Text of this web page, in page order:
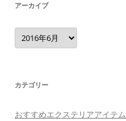
アーカイブ
ア
ー
カ
カテゴリー
おすすめエクステリアアイテム